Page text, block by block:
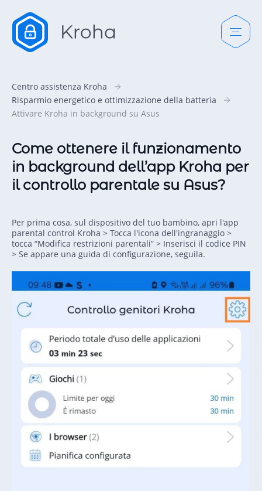
Centro assistenza Kroha
Risparmio energetico e ottimizzazione della batteria
Attivare Kroha in background su Asus
Come ottenere il funzionamento
in background dell’app Kroha per
il controllo parentale su Asus?
Per prima cosa, sul dispositivo del tuo bambino, apri l'app
parental control Kroha > Tocca l'icona dell'ingranaggio >
tocca “Modifica restrizioni parentali” > Inserisci il codice PIN
> Se appare una guida di configurazione, seguila.